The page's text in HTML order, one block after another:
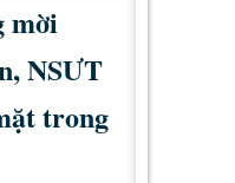
mời
NSƯT
trong